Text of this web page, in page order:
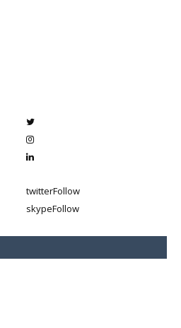
twitterFollow
skypeFollow